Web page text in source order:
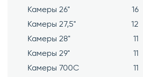
Камеры 26"
16
Камеры 27,5"
12
Камеры 28"
11
Камеры 29"
11
Камеры 700C
11